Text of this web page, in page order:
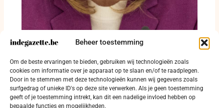
Beheer toestemming
Om de beste ervaringen te bieden, gebruiken wij technologieën zoals
cookies om informatie over je apparaat op te slaan en/of te raadplegen.
Door in te stemmen met deze technologieën kunnen wij gegevens zoals
surfgedrag of unieke ID's op deze site verwerken. Als je geen toestemming
geeft of je toestemming intrekt, kan dit een nadelige invloed hebben op
bepaalde functies en mogelijkheden.
Annelies Verlinden maakt balans op na
achttien maanden Justitie en Noordzee
3 augustus 2026